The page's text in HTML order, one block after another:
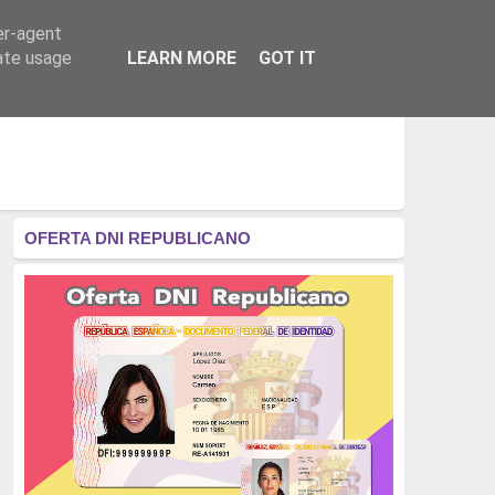
RÉGIMEN - MONARQUÍA
OFERTA DNI REPUBLICANO
agent
usage
LEARN MORE GOT IT